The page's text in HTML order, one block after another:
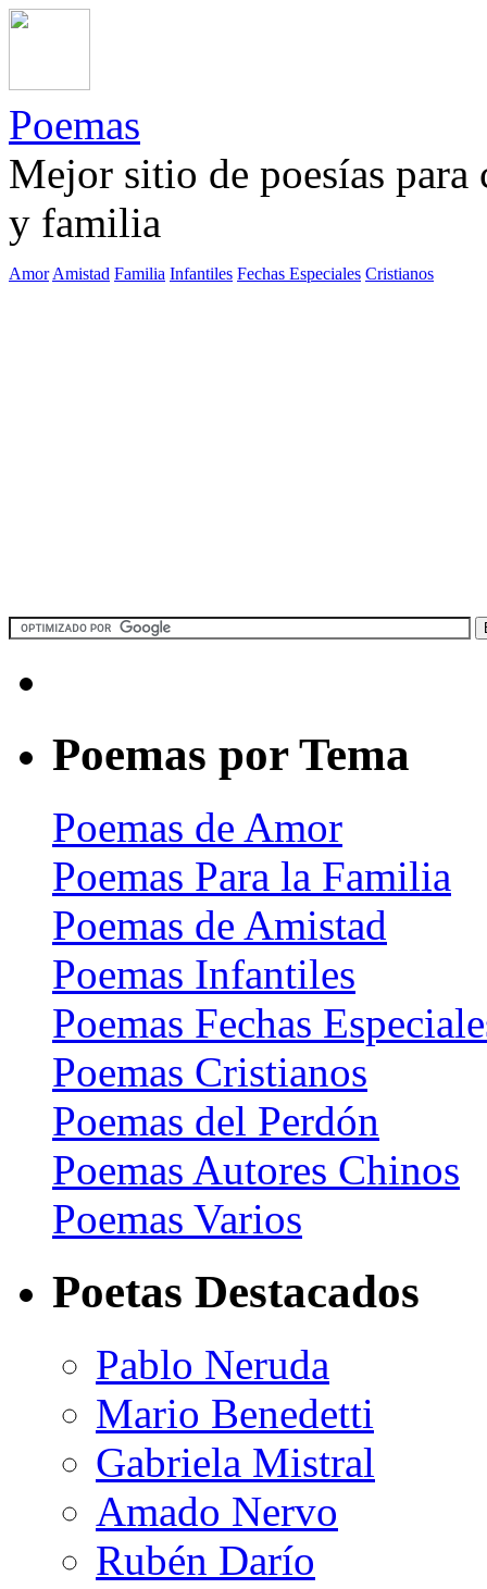
Poemas
Mejor sitio de poesías
y familia
Amor Amistad Familia Infantiles Fechas Especiales Cristianos
Poemas por Tema
Poemas de Amor
Poemas Para la Familia
Poemas de Amistad
Poemas Infantiles
Poemas Fechas
Poemas Cristianos
Poemas del Perdón
Poemas Autores Chinos
Poemas Varios
Poetas Destacados
Pablo Neruda
Mario Benedetti
Gabriela Mistral
Amado Nervo
Rubén Darío